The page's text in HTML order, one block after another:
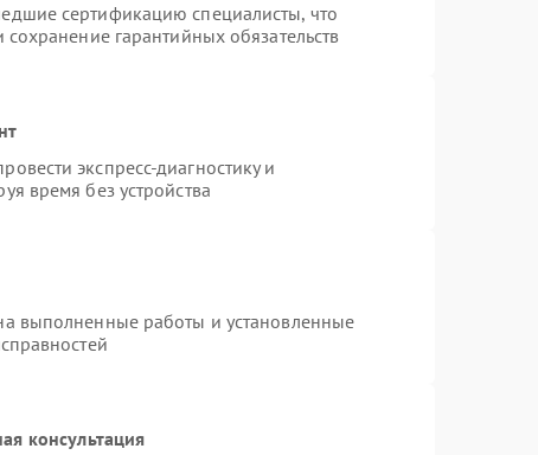
сертификацию специалисты, что
гарантийных обязательств
экспресс-диагностику и
время без устройства
выполненные работы и установленные
консультация